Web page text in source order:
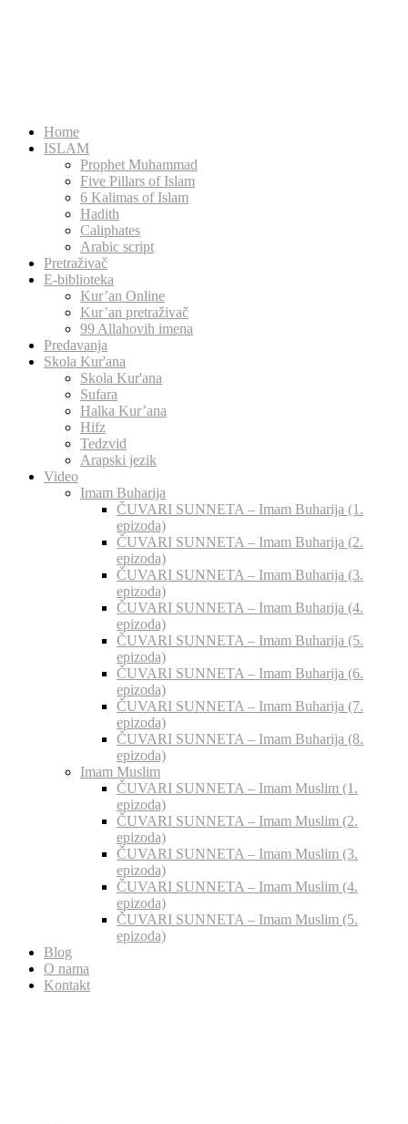
Home
ISLAM
Prophet Muhammad
Five Pillars of Islam
6 Kalimas of Islam
Hadith
Caliphates
Arabic script
Pretraživač
E-biblioteka
Kur’an Online
Kur’an pretraživač
99 Allahovih imena
Predavanja
Skola Kur'ana
Skola Kur'ana
Sufara
Halka Kur’ana
Hifz
Tedzvid
Arapski jezik
Video
Imam Buharija
ČUVARI SUNNETA – Imam Buharija (1.
epizoda)
ČUVARI SUNNETA – Imam Buharija (2.
epizoda)
ČUVARI SUNNETA – Imam Buharija (3.
epizoda)
ČUVARI SUNNETA – Imam Buharija (4.
epizoda)
ČUVARI SUNNETA – Imam Buharija (5.
epizoda)
ČUVARI SUNNETA – Imam Buharija (6.
epizoda)
ČUVARI SUNNETA – Imam Buharija (7.
epizoda)
ČUVARI SUNNETA – Imam Buharija (8.
epizoda)
Imam Muslim
ČUVARI SUNNETA – Imam Muslim (1.
epizoda)
ČUVARI SUNNETA – Imam Muslim (2.
epizoda)
ČUVARI SUNNETA – Imam Muslim (3.
epizoda)
ČUVARI SUNNETA – Imam Muslim (4.
epizoda)
ČUVARI SUNNETA – Imam Muslim (5.
epizoda)
Blog
O nama
Kontakt